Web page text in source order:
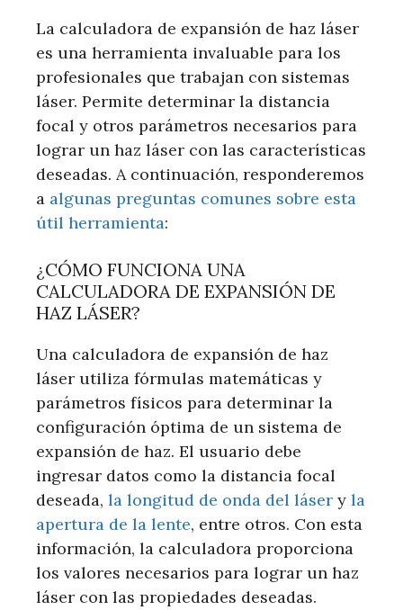
La calculadora de expansión de haz láser
es una herramienta invaluable para los
profesionales que trabajan con sistemas
láser. Permite determinar la distancia
focal y otros parámetros necesarios para
lograr un haz láser con las características
deseadas. A continuación, responderemos
a algunas preguntas comunes sobre esta
útil herramienta:
¿CÓMO FUNCIONA UNA
CALCULADORA DE EXPANSIÓN DE
HAZ LÁSER?
Una calculadora de expansión de haz
láser utiliza fórmulas matemáticas y
parámetros físicos para determinar la
configuración óptima de un sistema de
expansión de haz. El usuario debe
ingresar datos como la distancia focal
deseada, la longitud de onda del láser y la
apertura de la lente, entre otros. Con esta
información, la calculadora proporciona
los valores necesarios para lograr un haz
láser con las propiedades deseadas.